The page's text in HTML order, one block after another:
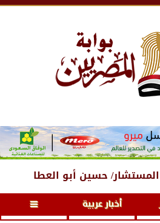
المستشار/ حسين أبو العطا
أخبار عربية